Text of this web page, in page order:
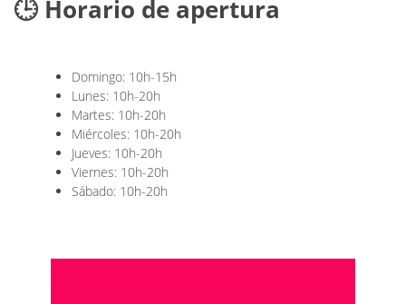
🕒 Horario de apertura
Domingo: 10h-15h
Lunes: 10h-20h
Martes: 10h-20h
Miércoles: 10h-20h
Jueves: 10h-20h
Viernes: 10h-20h
Sábado: 10h-20h